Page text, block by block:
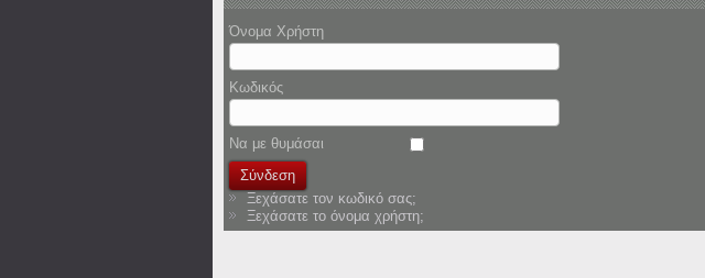
Όνομα Χρήστη
Κωδικός
Να με θυμάσαι
Ξεχάσατε τον κωδικό σας;
Ξεχάσατε το όνομα χρήστη;